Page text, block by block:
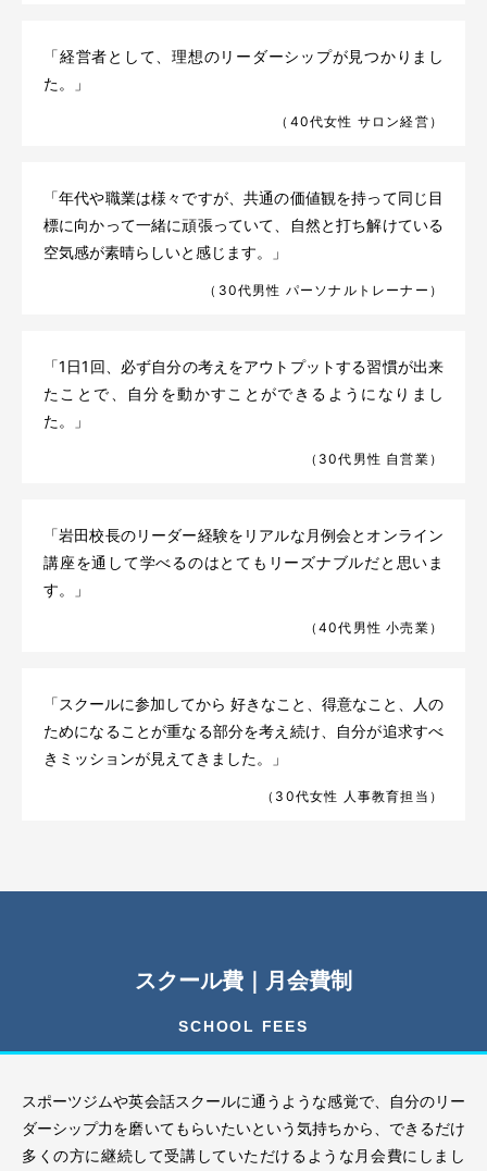
「経営者として、理想のリーダーシップが見つかりまし
た。」
（40代女性 サロン経営）
「年代や職業は様々ですが、共通の価値観を持って同じ目
標に向かって一緒に頑張っていて、自然と打ち解けている
空気感が素晴らしいと感じます。」
（30代男性 パーソナルトレーナー）
「1日1回、必ず自分の考えをアウトプットする習慣が出来
たことで、自分を動かすことができるようになりまし
た。」
（30代男性 自営業）
「岩田校長のリーダー経験をリアルな月例会とオンライン
講座を通して学べるのはとてもリーズナブルだと思いま
す。」
（40代男性 小売業）
「スクールに参加してから 好きなこと、得意なこと、人の
ためになることが重なる部分を考え続け、自分が追求すべ
きミッションが見えてきました。」
（30代女性 人事教育担当）
スクール費｜月会費制
SCHOOL FEES
スポーツジムや英会話スクールに通うような感覚で、自分のリー
ダーシップ力を磨いてもらいたいという気持ちから、できるだけ
多くの方に継続して受講していただけるような月会費にしまし